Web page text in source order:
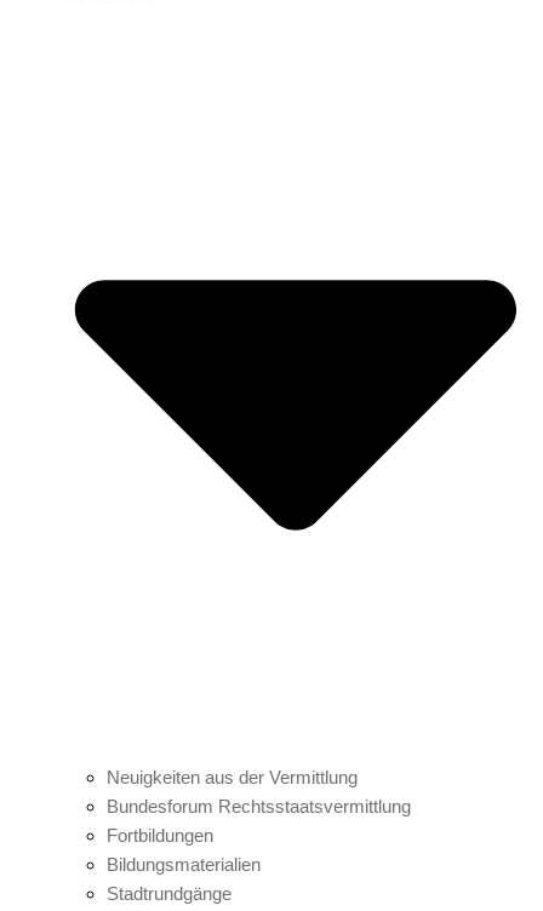
Neuigkeiten aus der Vermittlung
Bundesforum Rechtsstaatsvermittlung
Fortbildungen
Bildungsmaterialien
Stadtrundgänge